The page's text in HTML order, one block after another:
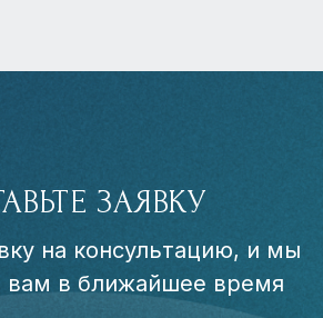
ЗАЯВКУ
на консультацию, и мы
вам в ближайшее время